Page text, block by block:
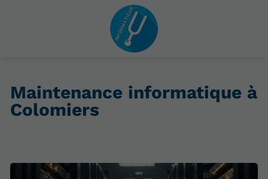
Maintenance informatique à
Colomiers